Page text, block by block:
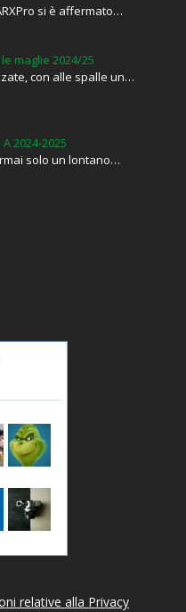
si è affermato…
maglie 2024/25
con alle spalle un…
2024-2025
solo un lontano…
relative alla Privacy